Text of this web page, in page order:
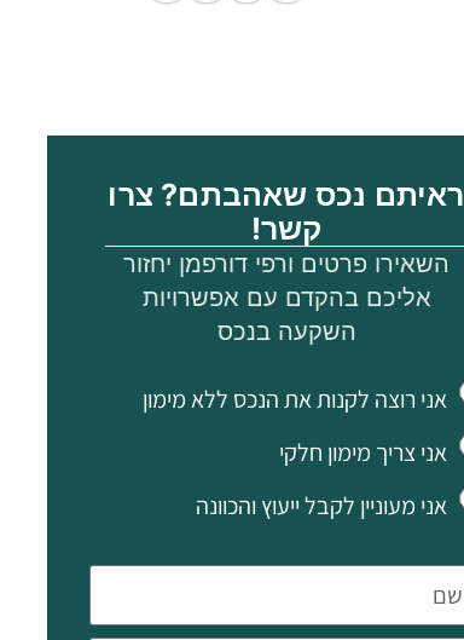
כוללים
למרפסת.
פאפוס
ראיתם נכס שאהבתם? צרו
קשר!
השאירו פרטים ורפי דורפמן יחזור
אליכם בהקדם עם אפשרויות
השקעה בנכס
אני רוצה לקנות את הנכס ללא מימון
אני צריך מימון חלקי
אני מעוניין לקבל ייעוץ והכוונה